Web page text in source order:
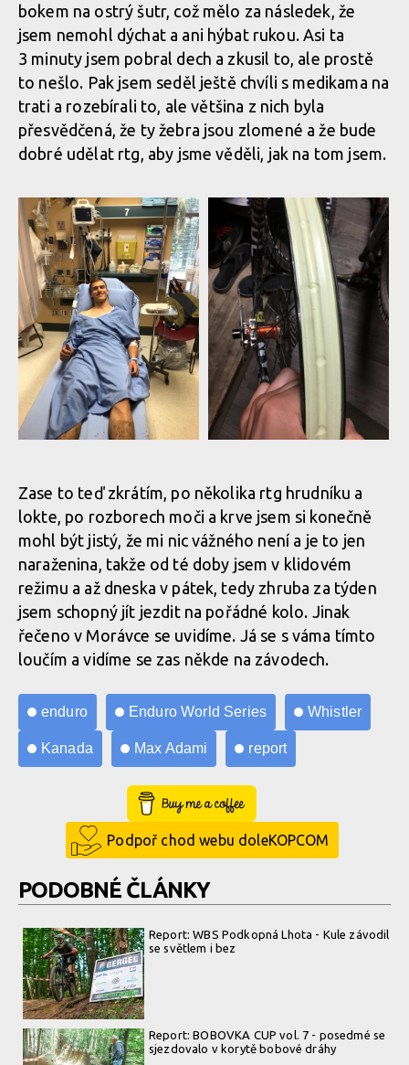
bokem na ostrý šutr, což mělo za následek, že
jsem nemohl dýchat a ani hýbat rukou. Asi ta
3 minuty jsem pobral dech a zkusil to, ale prostě
to nešlo. Pak jsem seděl ještě chvíli s medikama na
trati a rozebírali to, ale většina z nich byla
přesvědčená, že ty žebra jsou zlomené a že bude
dobré udělat rtg, aby jsme věděli, jak na tom jsem.
klidovém režimu
Report: Max Adami na EWS
ve Whistleru skončil v
klidovém režimu
Report: Max Adami na EWS
ve Whistleru skončil v
klidovém režimu
klidovém režimu
Report: Max Adami na EWS
ve Whistleru skončil v
klidovém režimu
Report: Max Adami na EWS
ve Whistleru skončil v
klidovém režimu
Zase to teď zkrátím, po několika rtg hrudníku a
lokte, po rozborech moči a krve jsem si konečně
mohl být jistý, že mi nic vážného není a je to jen
naraženina, takže od té doby jsem v klidovém
režimu a až dneska v pátek, tedy zhruba za týden
jsem schopný jít jezdit na pořádné kolo. Jinak
řečeno v Morávce se uvidíme. Já se s váma tímto
loučím a vidíme se zas někde na závodech.
enduro Enduro World Series Whistler
Kanada Max Adami report
Buy Me a Coffee
Podpoř chod webu doleKOPCOM
PODOBNÉ ČLÁNKY
Report: WBS Podkopná Lhota - Kule závodil
se světlem i bez
Report: BOBOVKA CUP vol. 7 - posedmé se
sjezdovalo v korytě bobové dráhy